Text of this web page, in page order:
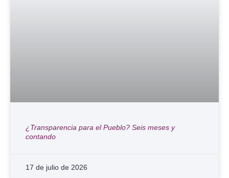
¿Transparencia para el Pueblo? Seis meses y
contando
17 de julio de 2026